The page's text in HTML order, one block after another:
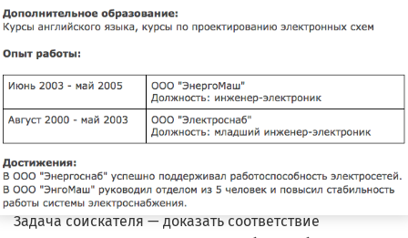
Задача соискателя — доказать соответствие